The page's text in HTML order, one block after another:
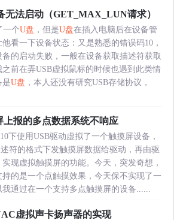
无法启动（GET_MAX_LUN请求）
一个U盘 ，但是U盘在插入电脑后在设备管
看一下设备状态：又是熟悉的错误码10，
的启动失败，一般在设备获取描述符获取
前在弄USB虚拟鼠标的时候也遇到此类情
是U盘 ，本人还没有研究USB存储协议，
报的多点数据系统不响应
下使用USB驱动虚拟了一个触摸屏设备，
符的格式下发触摸屏数据给驱动，再由驱
现虚拟触摸屏的功能。今天，突发奇想，
持的是一个点触摸效果，今天保不实现了一
通过在一个支持多点触摸屏的设备......
虚拟声卡扬声器的实现